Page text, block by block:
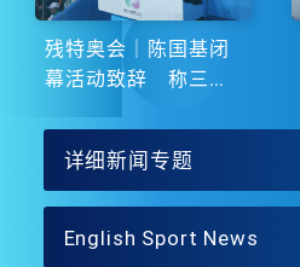
残特奥会｜陈国基闭
幕活动致辞 称三地
详细新闻专题
English Sport News